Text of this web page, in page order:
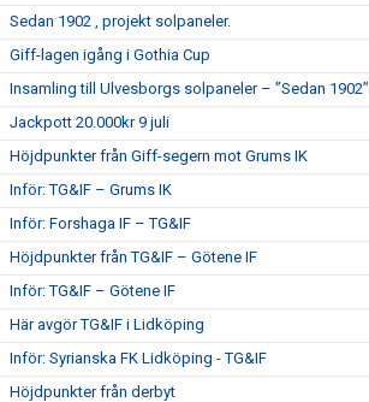
Sedan 1902 , projekt solpaneler.
Giff-lagen igång i Gothia Cup
Insamling till Ulvesborgs solpaneler – ”Sedan 1902”
Jackpott 20.000kr 9 juli
Höjdpunkter från Giff-segern mot Grums IK
Inför: TG&IF – Grums IK
Inför: Forshaga IF – TG&IF
Höjdpunkter från TG&IF – Götene IF
Inför: TG&IF – Götene IF
Här avgör TG&IF i Lidköping
Inför: Syrianska FK Lidköping - TG&IF
Höjdpunkter från derbyt